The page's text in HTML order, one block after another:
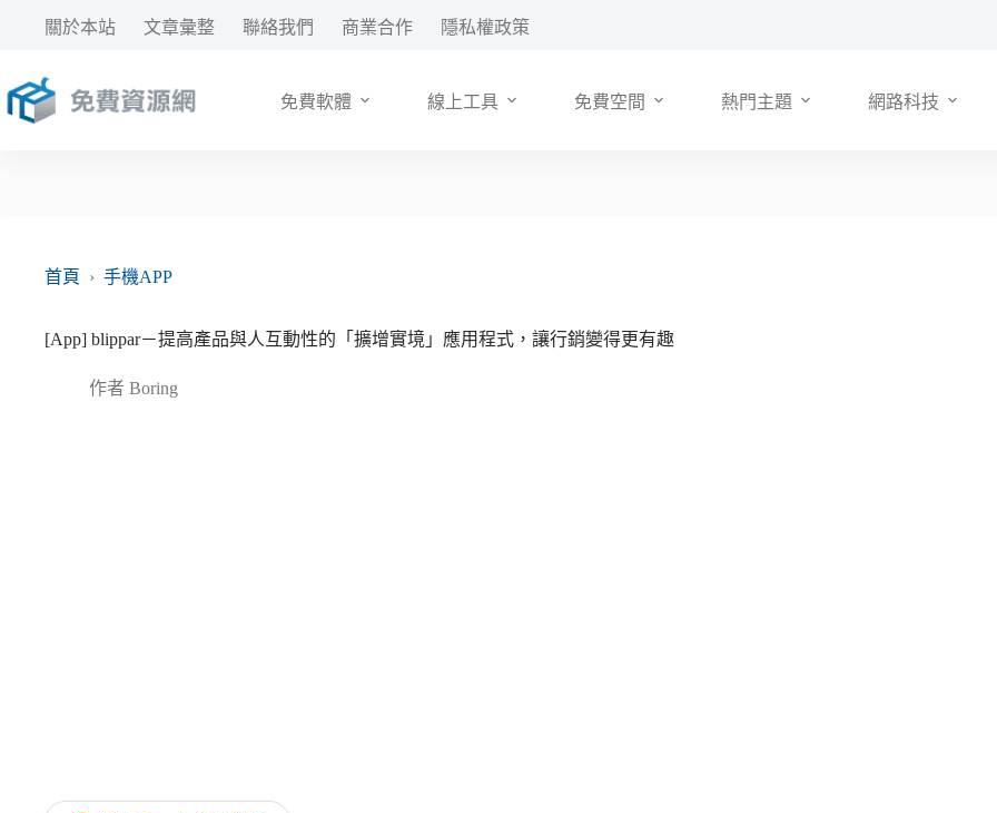
要
內
關於本站 文章彙整 聯絡我們 商業合作 隱私權政策
免費軟體 線上工具 免費空間 熱門主題 網路科技
首頁 › 手機APP
[App] blippar－提高產品與人互動性的「擴增實境」應用程式，讓行銷變得更有趣
作者 Boring